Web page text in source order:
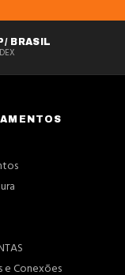
BRASIL
e Conexões